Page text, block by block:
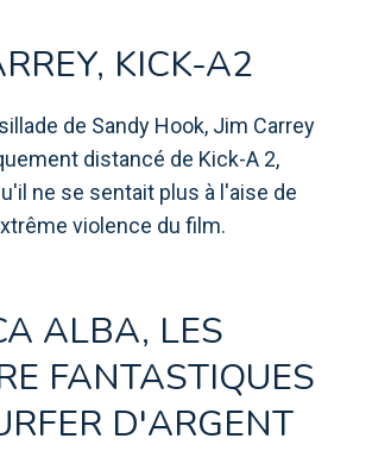
KICK-A2
de Sandy Hook, Jim Carrey
distancé de Kick-A 2,
ne se sentait plus à l'aise de
violence du film.
ALBA, LES
FANTASTIQUES
D'ARGENT